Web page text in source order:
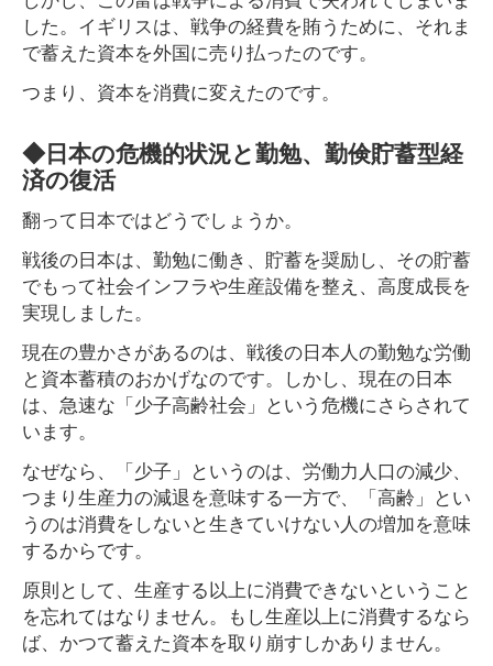
した。イギリスは、戦争の経費を賄うために、それま
で蓄えた資本を外国に売り払ったのです。
つまり、資本を消費に変えたのです。
◆日本の危機的状況と勤勉、勤倹貯蓄型経
済の復活
翻って日本ではどうでしょうか。
戦後の日本は、勤勉に働き、貯蓄を奨励し、その貯蓄
でもって社会インフラや生産設備を整え、高度成長を
実現しました。
現在の豊かさがあるのは、戦後の日本人の勤勉な労働
と資本蓄積のおかげなのです。しかし、現在の日本
は、急速な「少子高齢社会」という危機にさらされて
います。
なぜなら、「少子」というのは、労働力人口の減少、
つまり生産力の減退を意味する一方で、「高齢」とい
うのは消費をしないと生きていけない人の増加を意味
するからです。
原則として、生産する以上に消費できないということ
を忘れてはなりません。もし生産以上に消費するなら
ば、かつて蓄えた資本を取り崩すしかありません。